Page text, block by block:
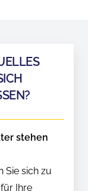
stehen
Sie sich zu
Ihre